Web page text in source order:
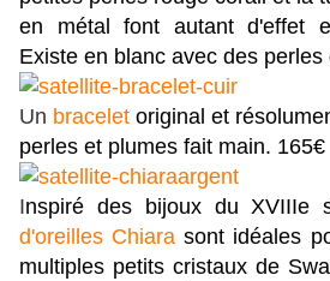
en métal font autant d'effet
Existe en blanc avec des perles
Un bracelet original et
perles et plumes fait main. 165€
Inspiré des bijoux du XVIIIe
d'oreilles Chiara sont idéales
multiples petits cristaux de